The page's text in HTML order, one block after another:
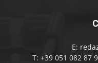
E:
T: +39 051 082 87